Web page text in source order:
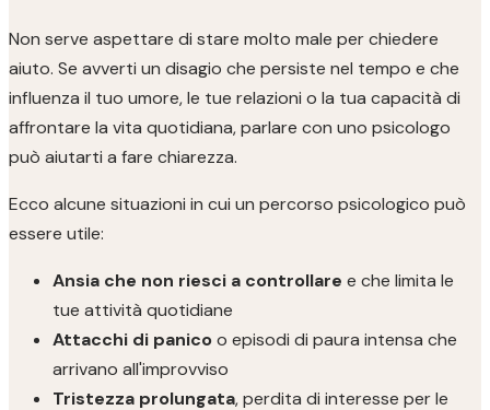
Non serve aspettare di stare molto male per chiedere
aiuto. Se avverti un disagio che persiste nel tempo e che
influenza il tuo umore, le tue relazioni o la tua capacità di
affrontare la vita quotidiana, parlare con uno psicologo
può aiutarti a fare chiarezza.
Ecco alcune situazioni in cui un percorso psicologico può
essere utile:
Ansia che non riesci a controllare e che limita le
tue attività quotidiane
Attacchi di panicoo episodi di paura intensa che
arrivano all'improvviso
Tristezza prolungata, perdita di interesse per le